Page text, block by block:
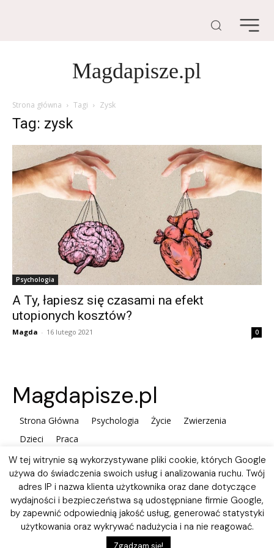
Magdapisze.pl
Strona główna Tagi Zysk
Tag: zysk
Psychologia
A Ty, łapiesz się czasami na efekt
utopionych kosztów?
Magda - 16 lutego 2021 0
Magdapisze.pl
Strona Główna Psychologia Życie
Zwierzenia
Dzieci
Praca
W tej witrynie są wykorzystywane pliki cookie, których Google
używa do świadczenia swoich usług i analizowania ruchu. Twój
adres IP i nazwa klienta użytkownika oraz dane dotyczące
wydajności i bezpieczeństwa są udostępniane firmie Google,
by zapewnić odpowiednią jakość usług, generować statystyki
użytkowania oraz wykrywać nadużycia i na nie reagować.
Zgadzam się!